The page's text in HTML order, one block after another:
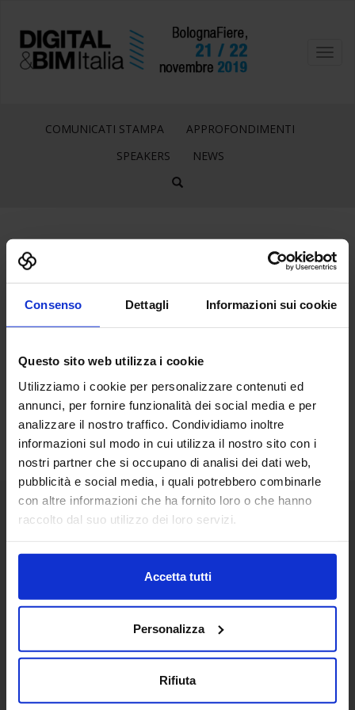
Consenso Dettagli Informazioni sui cookie
Questo sito web utilizza i cookie
Utilizziamo i cookie per personalizzare contenuti ed
annunci, per fornire funzionalità dei social media e per
analizzare il nostro traffico. Condividiamo inoltre
informazioni sul modo in cui utilizza il nostro sito con i
nostri partner che si occupano di analisi dei dati web,
pubblicità e social media, i quali potrebbero combinarle
con altre informazioni che ha fornito loro o che hanno
raccolto dal suo utilizzo dei loro servizi.
Accetta tutti
Personalizza
Rifiuta
COMUNICATI STAMPA
APPROFONDIMENTI
SPEAKERS
NEWS
LOGO_ICMQ
+ 39 051.325511
+ 39 02.332039460
Progetto e direzione